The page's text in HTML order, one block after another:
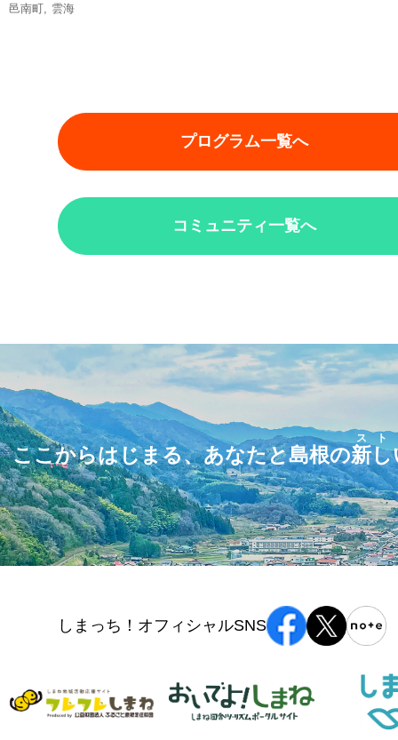
邑南町
雲海
プログラム一覧へ
コミュニティ一覧へ
ここからはじまる、あなたと島根の新し
スト
しまっち！オフィシャルSNS